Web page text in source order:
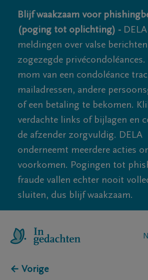
Blijf waakzaam voor
(poging tot oplichting) -
meldingen over valse
zogezegde
mom van een condoléance
mailadressen, andere
of een betaling te bekomen.
verdachte links of bijlagen en
de afzender zorgvuldig. DELA
onderneemt meerdere acties
voorkomen. Pogingen tot
fraude vallen echter nooit
sluiten, dus blijf waakzaam.
← Vorige